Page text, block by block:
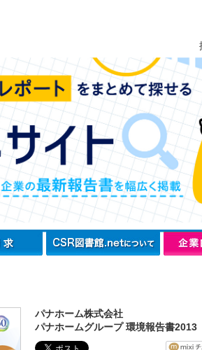
パナホーム株式会社
パナホームグループ 環境報告書2013